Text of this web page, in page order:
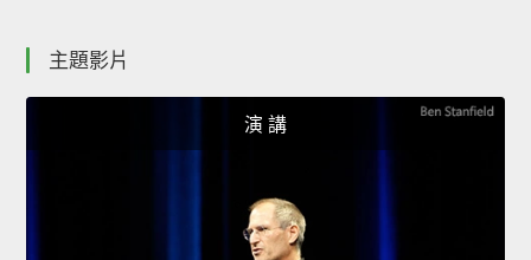
主題影片
演 講